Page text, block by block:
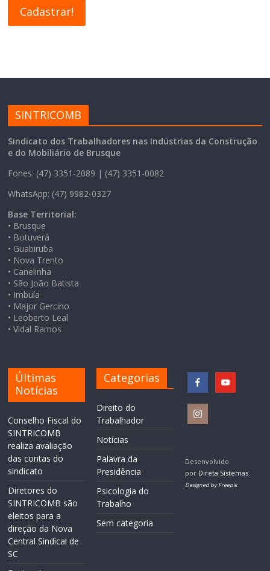
SINTRICOMB
Sindicato dos Trabalhadores nas Indústrias da Construção
e do Mobiliário de Brusque
Fones: (47) 3351-2089 | (47) 3351-0082
WhatsApp: (47) 9982-0327
Base Territorial:
• Brusque
• Botuverá
• Guabiruba
• Nova Trento
• Canelinha
• São João Batista
• Imbuía
• Major Gercino
• Leoberto Leal
• Vidal Ramos
Últimas
Notícias
Conselho Fiscal do
SINTRICOMB
realiza avaliação
das contas do
sindicato
Diretores do
SINTRICOMB são
eleitos para a
direção da Nova
Central Sindical de
SC
Categorias
Direito do
Trabalhador
Notícias
Palavra da
Presidência
Psicologia do
Trabalho
Sem categoria
Desenvolvido
por Direta Sistemas.
Designed by Freepik